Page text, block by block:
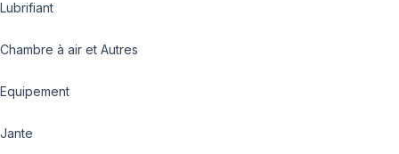
Lubrifiant
Chambre à air et Autres
Equipement
Jante